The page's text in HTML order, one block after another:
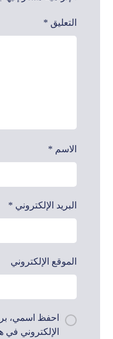
التعليق *
الاسم *
البريد الإلكتروني *
الموقع الإلكتروني
احفظ اسمي،
الإلكتروني في